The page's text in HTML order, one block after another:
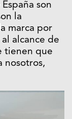
son
la
marca por
alcance de
tienen que
nosotros,